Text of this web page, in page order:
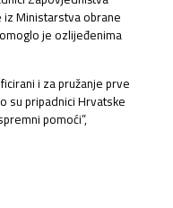
iz Ministarstva obrane
je ozlijeđenima
i za pružanje prve
su pripadnici Hrvatske
pomoći”,